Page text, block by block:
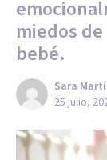
miedos
bebé.
Sara
25 julio,